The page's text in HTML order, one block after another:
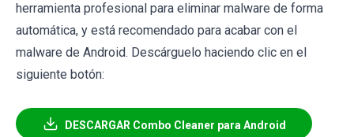
herramienta profesional para eliminar malware de forma
automática, y está recomendado para acabar con el
malware de Android. Descárguelo haciendo clic en el
siguiente botón:
DESCARGAR Combo Cleaner para Android